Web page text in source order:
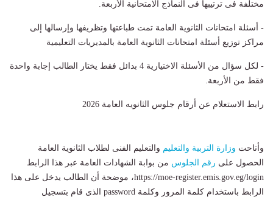
مختلفة فى ترتيبها فى النماذج الامتحانية الأربعة.
- أسئلة امتحانات الثانوية العامة تمت طباعتها وتظريفها وإرسالها إلى
مراكز توزيع أسئلة امتحانات الثانوية العامة بالمديريات التعليمية
- لكل سؤال من الأسئلة الاختيارية 4 بدائل فقط يختار الطالب إجابة واحدة
فقط من الأربعة.
رابط الاستعلام عن أرقام جلوس الثانويه العامة 2026
وأتاحت وزارة التربية والتعليم والتعليم الفنى لطلاب الثانوية العامة
الحصول على رقم الجلوس من بوابة الشهادات العامة عبر هذا الرابط
https://moe-register.emis.gov.eg/login، موضحة أن الطالب يدخل على هذا
الرابط باستخدام كلمة المرور وكلمة password الذى قام بتسجيل